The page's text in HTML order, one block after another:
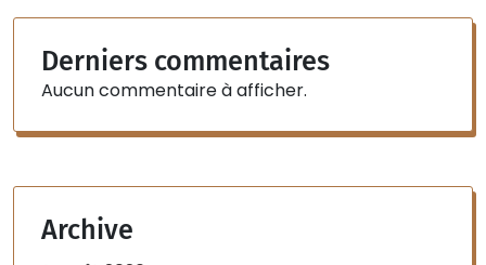
Derniers commentaires
Aucun commentaire à afficher.
Archive